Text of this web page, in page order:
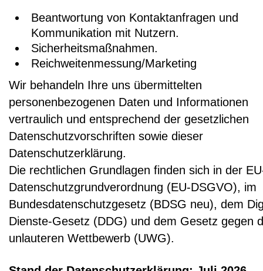
Beantwortung von Kontaktanfragen und
Kommunikation mit Nutzern.
Sicherheitsmaßnahmen.
Reichweitenmessung/Marketing
Wir behandeln Ihre uns übermittelten
personenbezogenen Daten und Informationen
vertraulich und entsprechend der gesetzlichen
Datenschutzvorschriften sowie dieser
Datenschutzerklärung.
Die rechtlichen Grundlagen finden sich in der
Datenschutzgrundverordnung (EU-DSGVO), im
Bundesdatenschutzgesetz (BDSG neu), dem
Dienste-Gesetz (DDG) und dem Gesetz gegen
unlauteren Wettbewerb (UWG).